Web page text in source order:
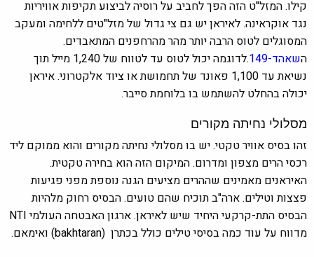
קילו. המזל"ט הזה הפך לחביב על רוסיה לביצוע תקיפות אוויריות
נגד אוקראינה. לאיראן יש גם צי גדול של מזל"טים ללחימה ומעקב
המסוגלים לטוס הרבה יותר מהר מהרחפנים המתאבדים.
שאהד-149
.לדוגמה יכול לטוס עד לטווח של 1,240 מייל תוך
נשיאת עד 1,100 פאונד של תחמושת או ציוד אלקטרוני. איראן
יכולה בהחלט להשתמש בו בלוחמת סייבר.
מסלולי נחיתה מקורים
זהו בסיס אוויר טקטי. יש בו מסלולי נחיתה מקורים והוא ממוקם ליד
רכסי הרים מצפון ומדרום. המיקום הזה הוא בחירה טקטית.
האיראנים מאמינים שההרים מציעים הגנה נוספת מפני פגיעות
פצצות וטילים. ארה"ב תוכיח שהם טועים. הבסיס רחוק מלהיות
הבסיס התת-קרקעי היחיד שיש לאיראן. ארגון האבטחה העולמי NTI
מדווח על עוד כמה בסיסי טילים כולל בכתרן (bakhtaran)
ואימאם.